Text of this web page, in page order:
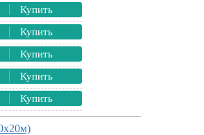
Купить
Купить
Купить
Купить
Купить